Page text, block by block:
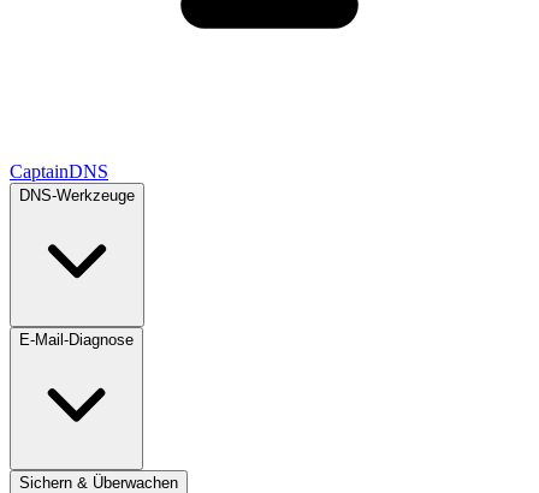
CaptainDNS
DNS-Werkzeuge
E-Mail-Diagnose
Sichern & Überwachen